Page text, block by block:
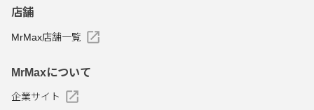
店舗
MrMax店舗一覧
MrMaxについて
企業サイト